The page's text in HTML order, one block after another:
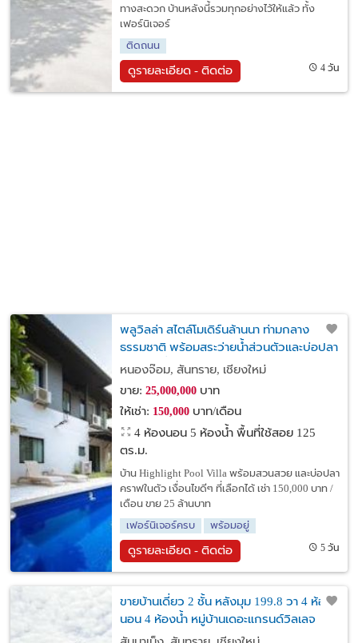
ทางสะดวก บ้านหลังนี้รวมทุกอย่างไว้ให้แล้ว ทั้ง
เฟอร์นิเจอร์
ติดถนน
ดูรายละเอียด - ติดต่อ 4 วัน
พลูวิลล่า สไตล์โมเดิร์นล้านนา ท่ามกลาง
ธรรมชาติ พร้อมสระว่ายน้ำส่วนตัวและบ่อปลา
คราฟร่มรื่น
หนองจ๊อม, สันทราย, เชียงใหม่
ขาย: 25,000,000บาท
ให้เช่า: 150,000บาท/เดือน
4 ห้องนอน 5 ห้องน้ำ พื้นที่ใช้สอย 125
ตร.ม.
บ้าน Highlight Pool Villa พร้อมสวนสวย และบ่อปลา
คราฟในตัว เงื่อนไขดีๆ ที่เลือกได้ เช่า 150,000 บาท /
เดือน ขาย 25 ล้านบาท
เฟอร์นิเจอร์ครบ
พร้อมอยู่
ดูรายละเอียด - ติดต่อ 5 วัน
ขายบ้านเดี่ยว 2 ชั้น หลังมุม 199.8 วา 4 ห้อง
นอน 4 ห้องน้ำ หมู่บ้านเดอะแกรนด์วิลเลจ
ตำบลสันนาเม็ง อำเถอสันทราย จังหวัด